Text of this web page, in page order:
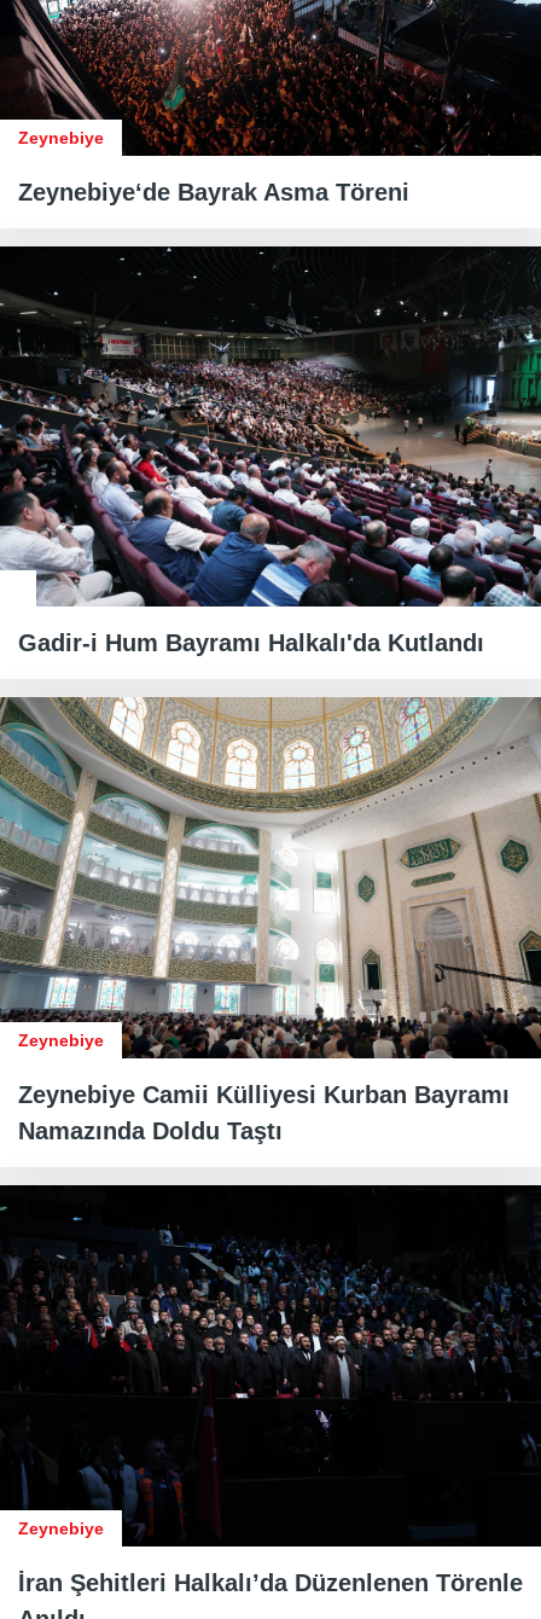
Zeynebiye
Zeynebiye‘de Bayrak Asma Töreni
Gadir-i Hum Bayramı Halkalı'da Kutlandı
Zeynebiye
Zeynebiye Camii Külliyesi Kurban Bayramı
Namazında Doldu Taştı
Zeynebiye
İran Şehitleri Halkalı’da Düzenlenen Törenle